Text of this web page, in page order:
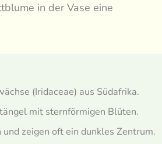
in der Vase eine
(Iridaceae) aus Südafrika.
mit sternförmigen Blüten.
zeigen oft ein dunkles Zentrum.